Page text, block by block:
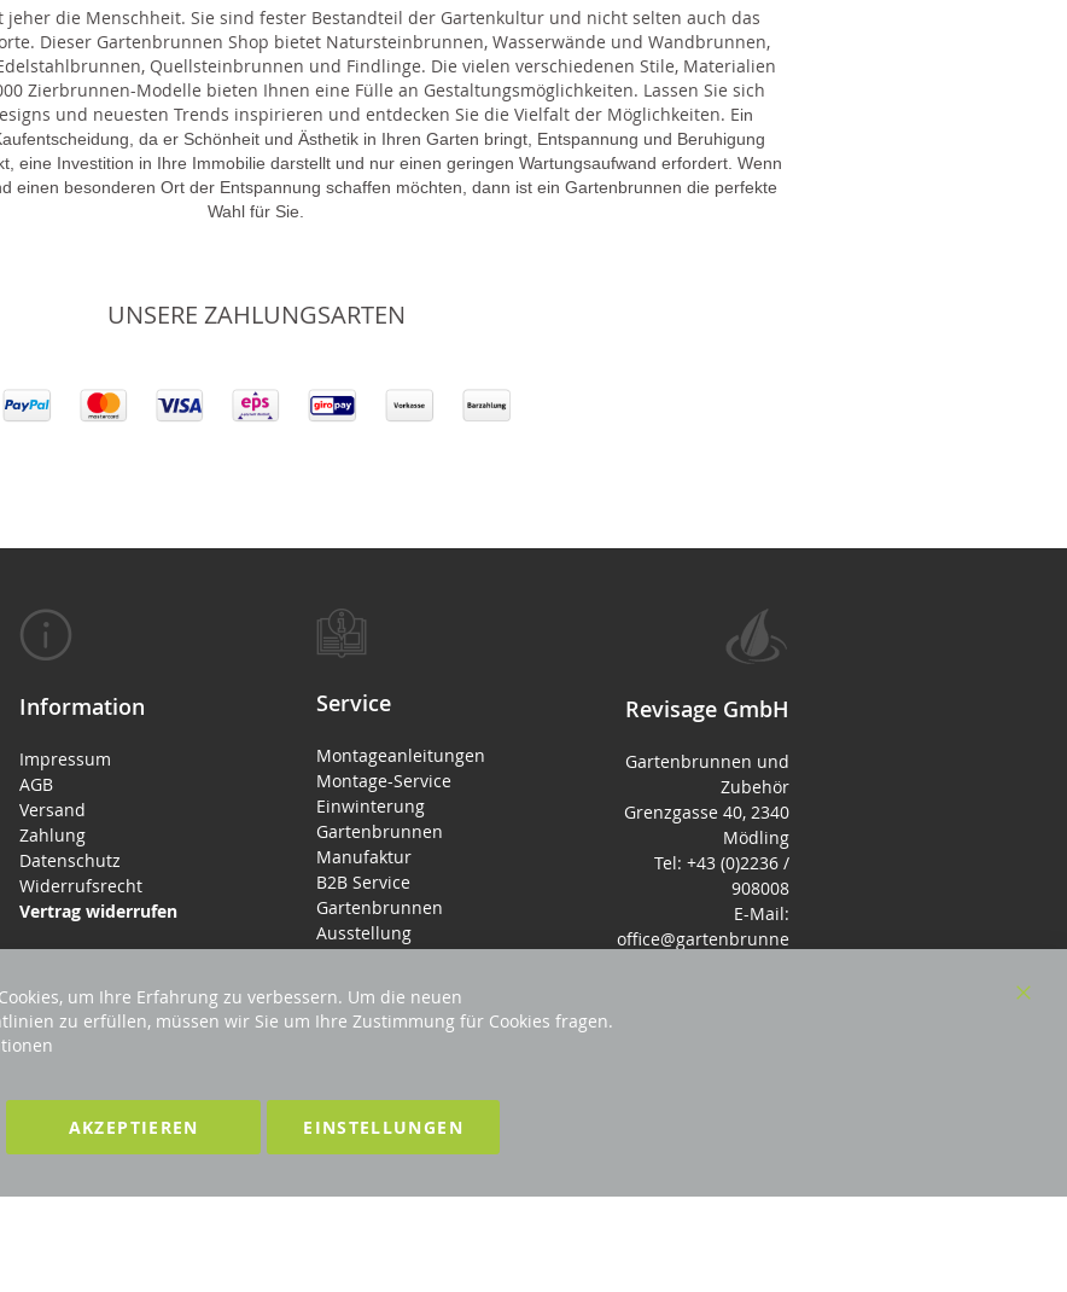
die Menschheit. Sie sind fester Bestandteil der Gartenkultur und nicht selten auch das
Dieser Gartenbrunnen Shop bietet Natursteinbrunnen, Wasserwände und Wandbrunnen,
Quellsteinbrunnen und Findlinge. Die vielen verschiedenen Stile, Materialien
Zierbrunnen-Modelle bieten Ihnen eine Fülle an Gestaltungsmöglichkeiten. Lassen Sie sich
und neuesten Trends inspirieren und entdecken Sie die Vielfalt der Möglichkeiten. Ein
da er Schönheit und Ästhetik in Ihren Garten bringt, Entspannung und Beruhigung
eine Investition in Ihre Immobilie darstellt und nur einen geringen Wartungsaufwand erfordert. Wenn
einen besonderen Ort der Entspannung schaffen möchten, dann ist ein Gartenbrunnen die perfekte
Wahl für Sie.
UNSERE ZAHLUNGSARTEN
Information
Impressum
AGB
Versand
Zahlung
Datenschutz
Widerrufsrecht
Vertrag widerrufen
Service
Montageanleitungen
Montage-Service
Einwinterung
Gartenbrunnen
Manufaktur
B2B Service
Gartenbrunnen
Ausstellung
Revisage GmbH
Gartenbrunnen und
Zubehör
Grenzgasse 40, 2340
Mödling
Tel: +43 (0)2236 /
908008
E-Mail:
office@gartenbrunne
um Ihre Erfahrung zu verbessern. Um die neuen
zu erfüllen, müssen wir Sie um Ihre Zustimmung für Cookies fragen.
AKZEPTIEREN EINSTELLUNGEN